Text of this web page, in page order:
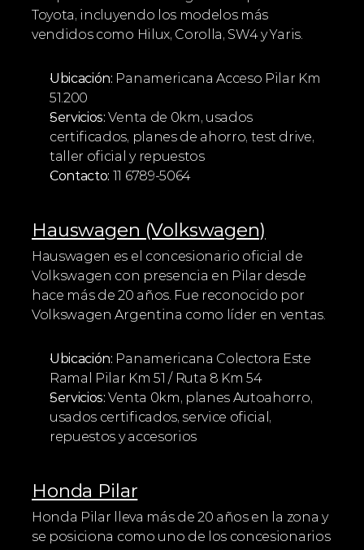
Toyota, incluyendo los modelos más
vendidos como Hilux, Corolla, SW4 y Yaris.
Ubicación: Panamericana Acceso Pilar Km
51.200
Servicios: Venta de 0km, usados
certificados, planes de ahorro, test drive,
taller oficial y repuestos
Contacto: 11 6789-5064
Hauswagen (Volkswagen)
Hauswagen es el concesionario oficial de
Volkswagen con presencia en Pilar desde
hace más de 20 años. Fue reconocido por
Volkswagen Argentina como líder en ventas.
Ubicación: Panamericana Colectora Este
Ramal Pilar Km 51 / Ruta 8 Km 54
Servicios: Venta 0km, planes Autoahorro,
usados certificados, service oficial,
repuestos y accesorios
Honda Pilar
Honda Pilar lleva más de 20 años en la zona y
se posiciona como uno de los concesionarios